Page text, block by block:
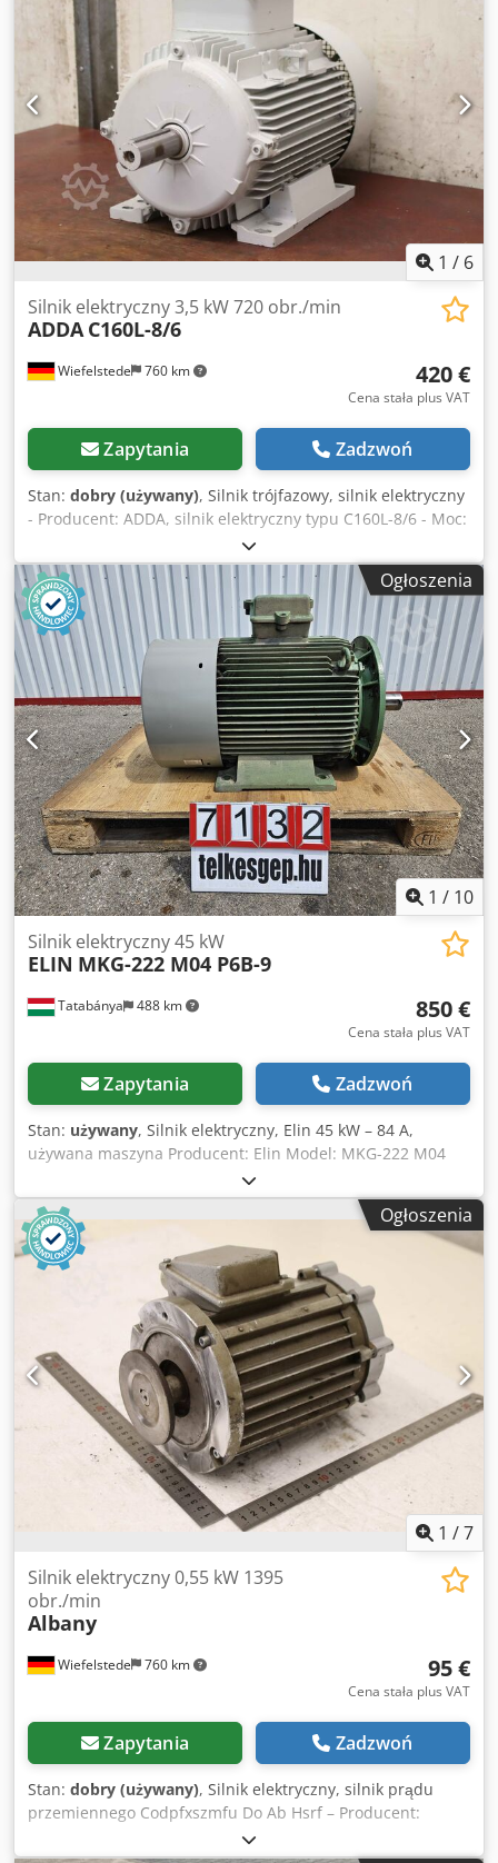
1 / 6
Wiefelstede 760 km
Silnik elektryczny 3,5 kW 720 obr./min
ADDA C160L-8/6
420 €
Cena stała plus VAT
Zapytania Zadzwoń
Stan: dobry (używany), Silnik trójfazowy, silnik elektryczny
- Producent: ADDA, silnik elektryczny typu C160L-8/6 - Moc:
3,5 kW - Prędkość obrotowa: 720 obr./min Crodpfov Inflox
Ab Hef - Wał: Ø 42 x 110 mm - Konstrukcja: B3 - Stopień
ochrony: IP 55 - Ilość: 3 silniki dostępne - Cena: za sztukę -
Wymiary: 635/320/wys. 410 mm - Waga: 87 kg/szt.
Ogłoszenia
1 / 10
Tatabánya 488 km
Silnik elektryczny 45 kW
ELIN MKG-222 M04 P6B-9
850 €
Cena stała plus VAT
Zapytania Zadzwoń
Stan: używany, Silnik elektryczny, Elin 45 kW – 84 A,
używana maszyna Producent: Elin Model: MKG-222 M04
P6B-9 Moc: 45 kW Prąd znamionowy: 84 A Średnica wału:
50 mm Parametry elektryczne: Napięcie zasilania: 400 V
Moc: 45 kW Prąd znamionowy: 84 A Wymiary zewnętrzne:
Csdpfjzmythjx Ab Hjrf Szerokość: 840 mm Głębokość: 450
mm Wysokość: 580 mm
Ogłoszenia
1 /7
Wiefelstede 760 km
Silnik elektryczny 0,55 kW 1395
obr./min
Albany
95 €
Cena stała plus VAT
Zapytania Zadzwoń
Stan: dobry (używany), Silnik elektryczny, silnik prądu
przemiennego Codpfxszmfu Do Ab Hsrf – Producent:
Albany, Elektromotor – Moc: 0,55 kW – Prędkość obrotowa:
1395 obr./min – Wał: Ø 14 x 27 mm, z kołem zębatym